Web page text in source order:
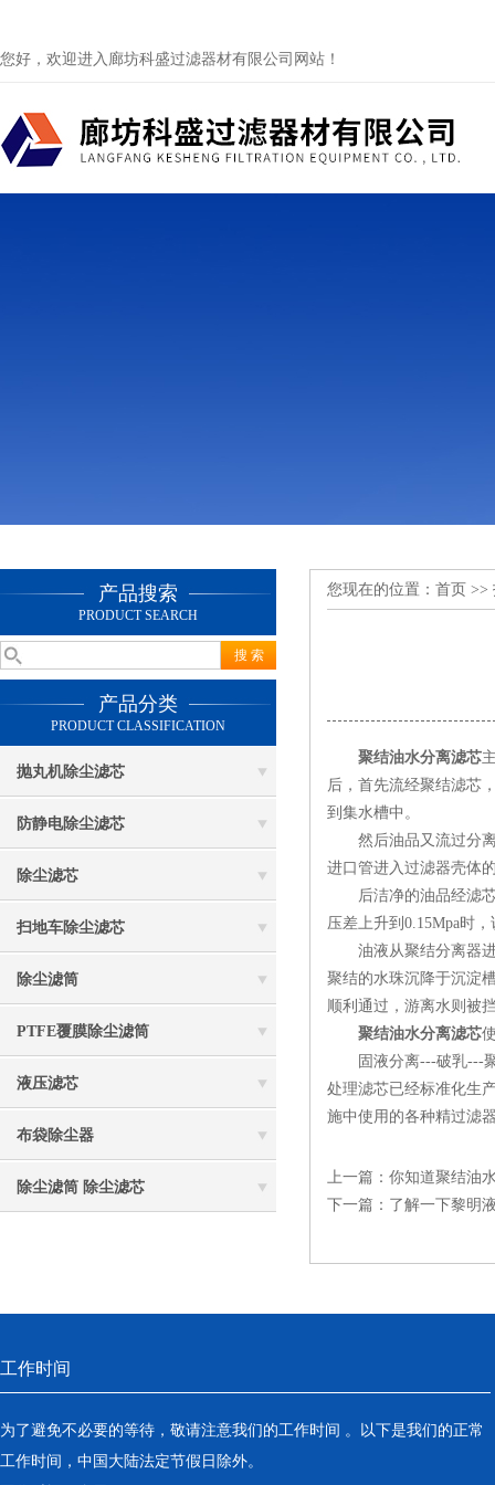
您好，欢迎进入廊坊科盛过滤器材有限公司网站！
产品搜索
PRODUCT SEARCH
产品分类
PRODUCT CLASSIFICATION
抛丸机除尘滤芯
防静电除尘滤芯
除尘滤芯
扫地车除尘滤芯
除尘滤筒
PTFE覆膜除尘滤筒
液压滤芯
布袋除尘器
除尘滤筒 除尘滤芯
您现在的位置： 首页 >>
聚结油水分离滤芯
后，首先流经聚结滤芯
到集水槽中。
然后油品又流过分离
进口管进入过滤器壳体
后洁净的油品经滤芯
压差上升到0.15Mpa时
油液从聚结分离器进
聚结的水珠沉降于沉淀
顺利通过，游离水则被
聚结油水分离滤芯
固液分离---破乳---聚
处理滤芯已经标准化生
施中使用的各种精过滤
上一篇： 你知道聚结油
下一篇： 了解一下黎明
工作时间
为了避免不必要的等待，敬请注意我们的工作时间 。以下是我们的正常
工作时间，中国大陆法定节假日除外。